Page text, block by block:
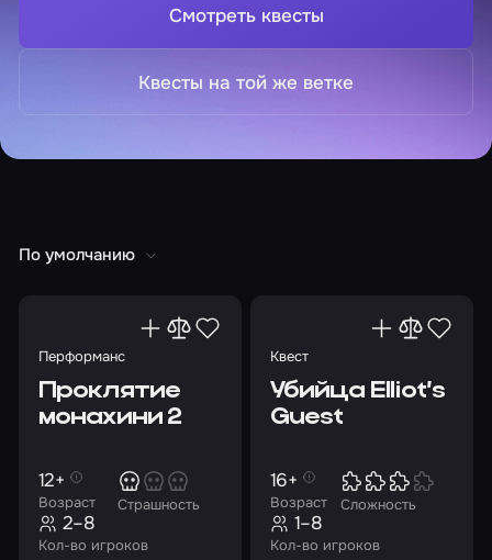
Смотреть квесты
Квесты на той же ветке
По умолчанию
Перформанс
Проклятие
монахини 2
Возраст
12+
Страшность
Кол-во игроков
2–8
Квест
Убийца Elliot’s
Guest
Возраст
16+
Сложность
Кол-во игроков
1–8